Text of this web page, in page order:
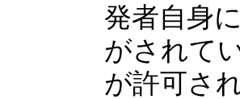
発者自身
がされて
が許可さ